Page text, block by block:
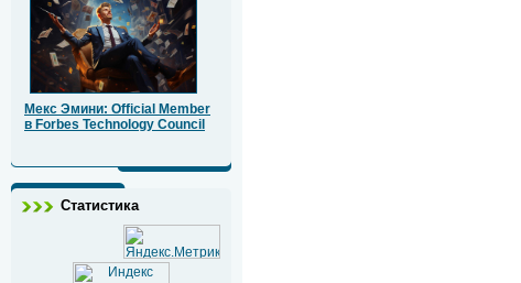
Мекс Эмини: Official Member
в Forbes Technology Council
Статистика